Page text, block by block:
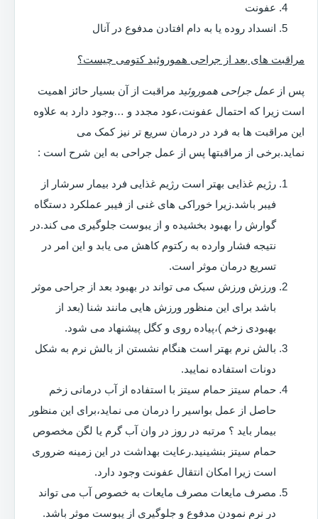
عفونت
انسداد روده یا به دام افتادن مدفوع در آنال
مراقبت های بعد از جراحی هموروئید کتومی چیست؟
پس از عمل جراحی هموروئید مراقبت از آن بسیار حائز اهمیت
است زیرا که احتمال عفونت،عود مجدد و …وجود دارد به علاوه
این مراقبت ها به فرد در درمان سریع تر نیز کمک می
نماید.برخی از مراقبتها پس از عمل جراحی به این شرح است :
رژیم غذایی بهتر است رژیم غذایی فرد بیمار سرشار از
فیبر باشد.زیرا خوراکی های غنی از فیبر عملکرد دستگاه
گوارش را بهبود بخشیده و از یبوست جلوگیری می کند.در
نتیجه فشار وارده به رکتوم کاهش می یابد و این امر در
تسریع درمان موثر است.
ورزش ورزش سبک می تواند در بهبود بعد از جراحی موثر
باشد برای این منظور ورزش هایی مانند شنا (بعد از
بهبودی زخم )،پیاده روی و کگل پیشنهاد می شود.
بالش نرم بهتر است هنگام نشستن از بالش نرم به شکل
دونات استفاده نمایید.
حمام سیتز حمام سیتز با استفاده از آب درمانی زخم
حاصل از عمل بواسیر را درمان می نماید،برای این منظور
بیمار باید ؟ مرتبه در روز در وان آب گرم یا لگن مخصوص
حمام سیتز بنشینید.رعایت بهداشت در این زمینه ضروری
است زیرا امکان انتقال عفونت وجود دارد.
مصرف مایعات مصرف مایعات به خصوص آب می تواند
در نرم نمودن مدفوع و جلوگیری از یبوست موثر باشد.